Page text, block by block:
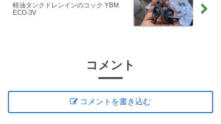
軽油タンクドレンインのコック YBM
ECO-3V
コメント
コメントを書き込む